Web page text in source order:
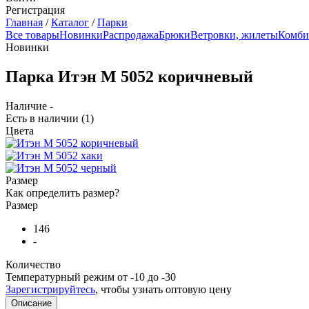
Регистрация
Главная /Каталог /Парки
Все товарыНовинкиРаспродажаБрюкиВетровки, жилеты
Новинки
Парка Итэн М 5052 коричневый
Наличие -
Есть в наличии (1)
Цвета
Размер
Как определить размер?
Размер
146
-
Количество
Температурный режим от -10 до -30
Зарегистрируйтесь, чтобы узнать оптовую цену
Описание